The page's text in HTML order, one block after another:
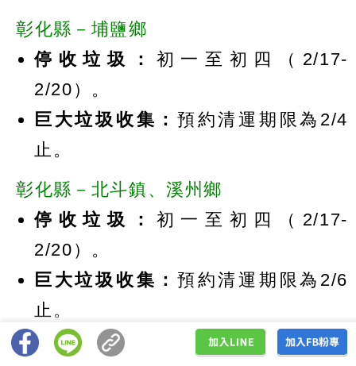
彰化縣－埔鹽鄉
停收垃圾： 初一至初四（2/17-
2/20）。
巨大垃圾收集：預約清運期限為2/4
止。
彰化縣－北斗鎮、溪州鄉
停收垃圾： 初一至初四（2/17-
2/20）。
巨大垃圾收集：預約清運期限為2/6
止。
彰化縣－二林鎮